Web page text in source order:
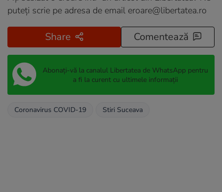
puteți scrie pe adresa de email eroare@libertatea.ro
Share Comentează
Abonați-vă la canalul Libertatea de WhatsApp pentru
a fi la curent cu ultimele informații
Coronavirus COVID-19 Stiri Suceava